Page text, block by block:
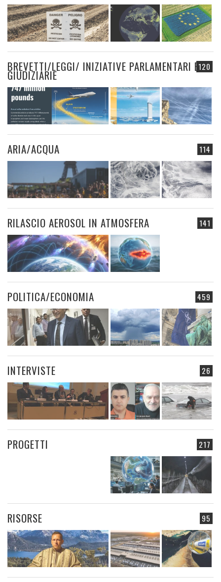
120
BREVETTI/LEGGI/ INIZIATIVE PARLAMENTARI E
GIUDIZIARIE
114
ARIA/ACQUA
141
RILASCIO AEROSOL IN ATMOSFERA
459
POLITICA/ECONOMIA
26
INTERVISTE
217
PROGETTI
95
RISORSE